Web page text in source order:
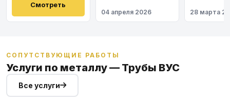
Смотреть
04 апреля 2026
28 марта
СОПУТСТВУЮЩИЕ РАБОТЫ
Услуги по металлу — Трубы ВУС
Все услуги